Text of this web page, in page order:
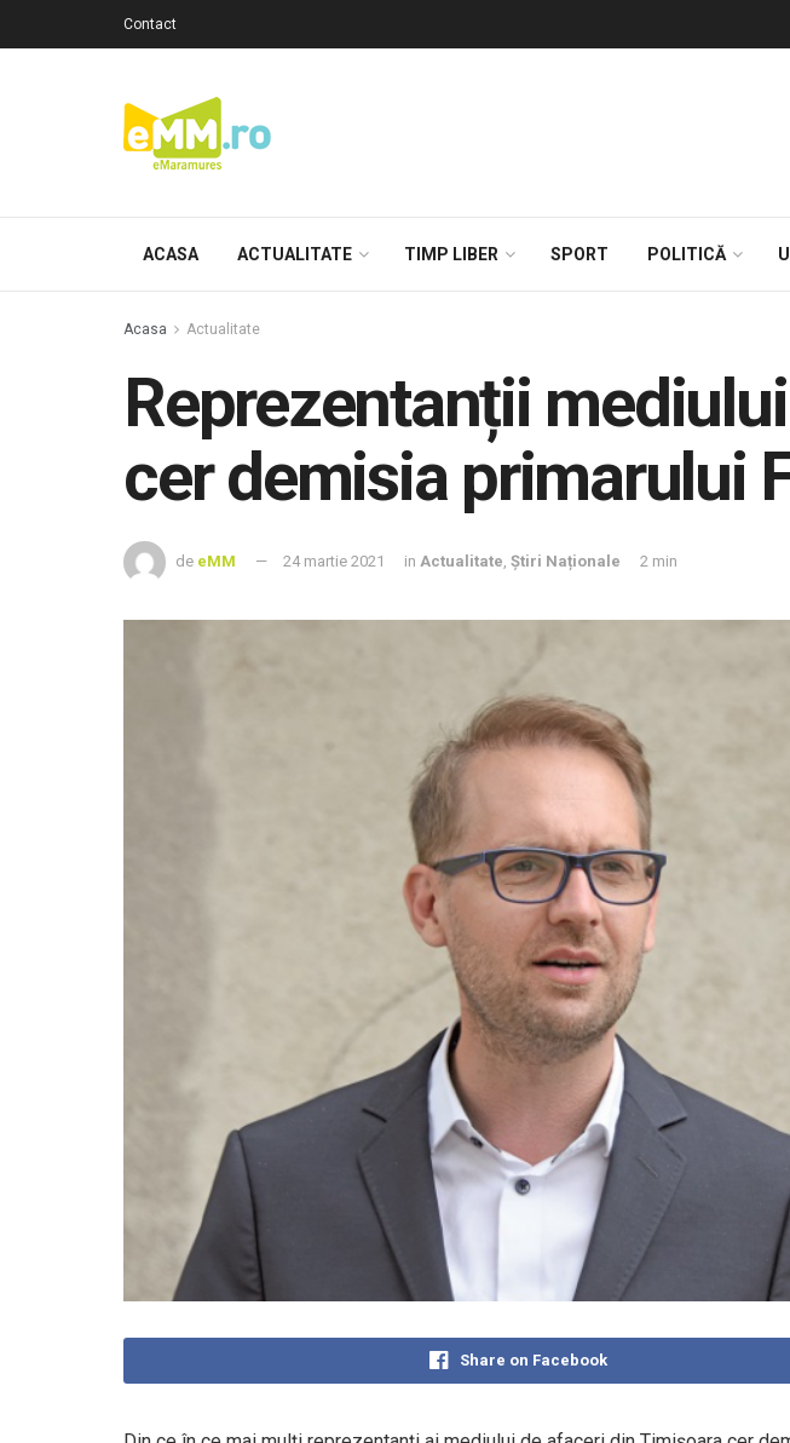
Contact
ACASA ACTUALITATE TIMP LIBER SPORT POLITICĂ
Acasa Actualitate
Reprezentanții
cer demisia primarului
de eMM 24 martie 2021 in Actualitate, Știri Naționale 2 min
Share on Facebook